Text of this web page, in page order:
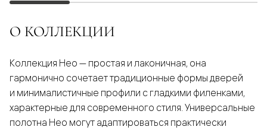
О КОЛЛЕКЦИИ
Коллекция Нео — простая и лаконичная, она
гармонично сочетает традиционные формы дверей
и минималистичные профили с гладкими филенками,
характерные для современного стиля. Универсальные
полотна Нео могут адаптироваться практически